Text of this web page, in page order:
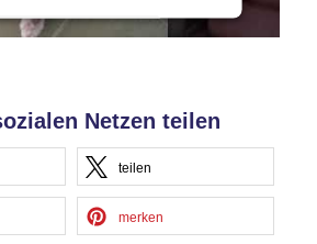
Informationen
byUsercentrics Consent
Platform
Netzen teilen
teilen
merken